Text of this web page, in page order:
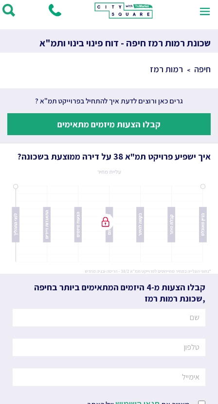
שכונת רמות רמז חיפה - דוח פינוי בינוי ותמ"א
חיפה רמות רמז
גרים כאן ורוצים לדעת איך להתחיל בפרוייקט תמ"א ?
קבלו הצעות מיזמים מתאימים
איך ישפיע פרויקט תמ"א 38 על דירה ממוצעת בשכונה?
קבלו הצעות מ-4 היזמים המתאימים ביותר
בחיפה
,שכונת רמות רמז